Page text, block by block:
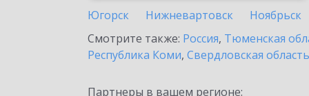
Югорск
Нижневартовск Ноябрьск
Смотрите также: Россия, Тюменская
Республика Коми, Свердловская область
Партнеры в вашем регионе: